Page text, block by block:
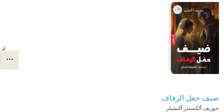
ضيف حفل الزفاف
جوزيف ألكسندر ألتشيلر